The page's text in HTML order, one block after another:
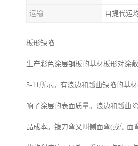
运输 自提代运
板形缺陷
生产彩色涂层钢板的基材板形对涂
5-11所示。有浪边和瓢曲缺陷的基
响了涂层的表面质量。浪边和瓢曲
品成本。镰刀弯又叫侧面弯(或侧面